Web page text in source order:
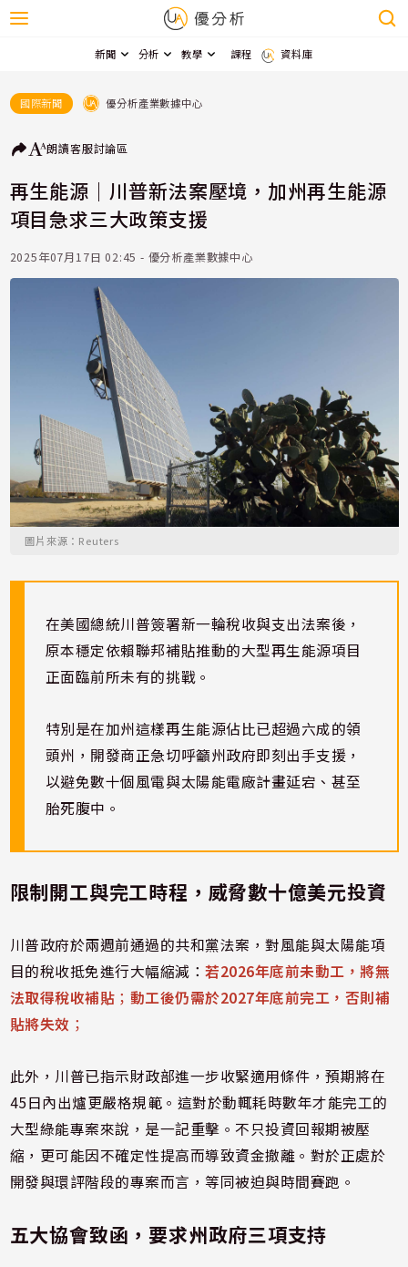
新聞 分析 教學 課程 資料庫
國際新聞 優分析產業數據中心
朗讀客服討論區
再生能源｜川普新法案壓境，加州再生能源
項目急求三大政策支援
2025年07月17日 02:45 - 優分析產業數據中心
圖片來源：Reuters
在美國總統川普簽署新一輪稅收與支出法案後，
原本穩定依賴聯邦補貼推動的大型再生能源項目
正面臨前所未有的挑戰。
特別是在加州這樣再生能源佔比已超過六成的領
頭州，開發商正急切呼籲州政府即刻出手支援，
以避免數十個風電與太陽能電廠計畫延宕、甚至
胎死腹中。
限制開工與完工時程，威脅數十億美元投資
川普政府於兩週前通過的共和黨法案，對風能與太陽能項
目的稅收抵免進行大幅縮減：若2026年底前未動工，將無
法取得稅收補貼 ； 動工後仍需於2027年底前完工，否則補
貼將失效 ；
此外，川普已指示財政部進一步收緊適用條件，預期將在
45日內出爐更嚴格規範。這對於動輒耗時數年才能完工的
大型綠能專案來說，是一記重擊。不只投資回報期被壓
縮，更可能因不確定性提高而導致資金撤離。對於正處於
開發與環評階段的專案而言，等同被迫與時間賽跑。
五大協會致函，要求州政府三項支持